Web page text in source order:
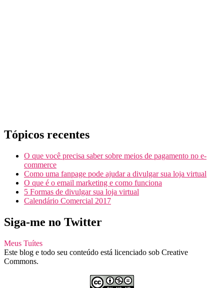
Tópicos recentes
O que você precisa saber sobre meios de pagamento no e-
commerce
Como uma fanpage pode ajudar a divulgar sua loja virtual
O que é o email marketing e como funciona
5 Formas de divulgar sua loja virtual
Calendário Comercial 2017
Siga-me no Twitter
Meus Tuítes
Este blog e todo seu conteúdo está licenciado sob Creative
Commons.